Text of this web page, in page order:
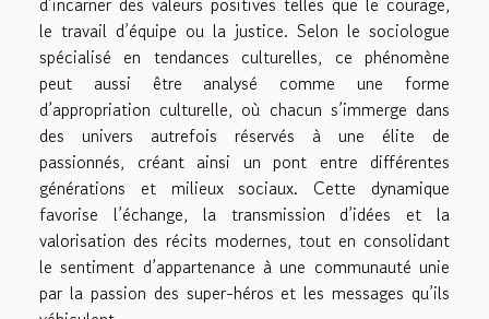
le travail d’équipe ou la justice. Selon le sociologue
spécialisé en tendances culturelles, ce phénomène
peut aussi être analysé comme une forme
d’appropriation culturelle, où chacun s’immerge dans
des univers autrefois réservés à une élite de
passionnés, créant ainsi un pont entre différentes
générations et milieux sociaux. Cette dynamique
favorise l’échange, la transmission d’idées et la
valorisation des récits modernes, tout en consolidant
le sentiment d’appartenance à une communauté unie
par la passion des super-héros et les messages qu’ils